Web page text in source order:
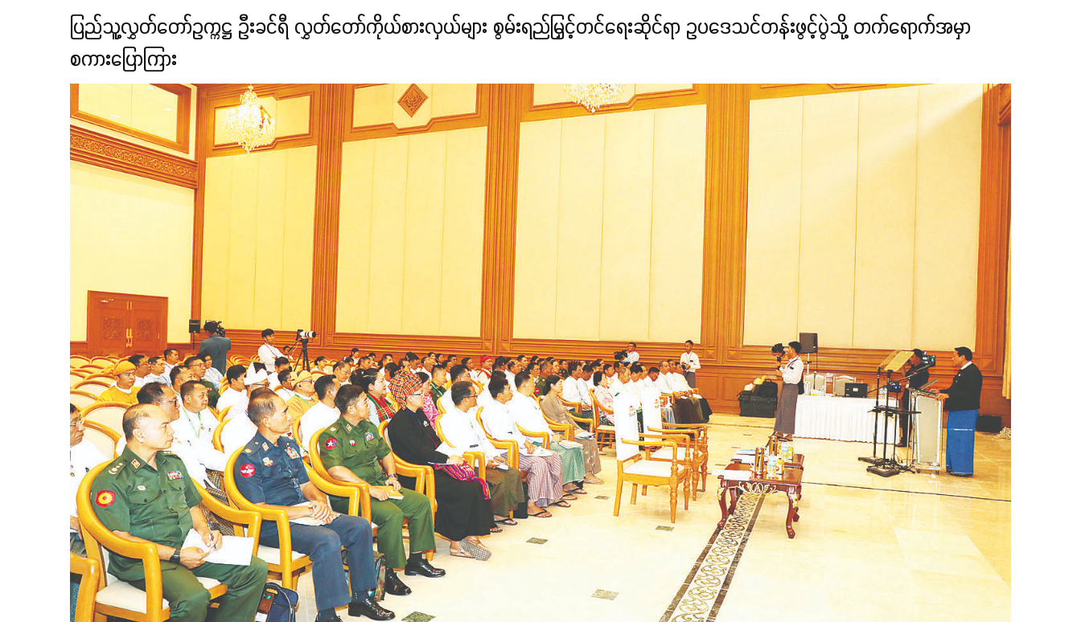
ပြည်သူ့လွှတ်တော်ဥက္ကဋ္ဌ ဦးခင်ရီ လွှတ်တော်ကိုယ်စားလှယ်များ စွမ်းရည်မြှင့်တင်ရေးဆိုင်ရာ ဥပဒေသင်တန်းဖွင့်ပွဲသို့ တက်ရောက်အမှာ
စကားပြောကြား